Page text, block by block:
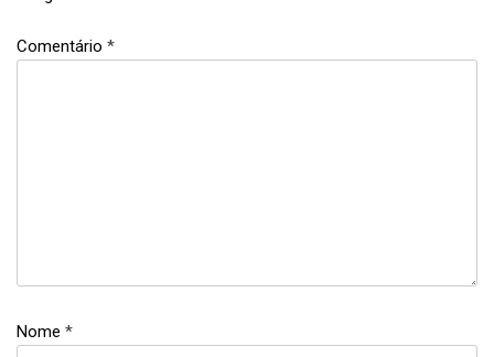
,
Comentário *
Nome *